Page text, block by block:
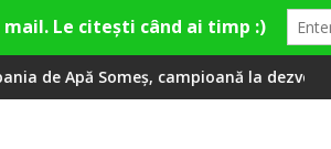
la dezvoltarea infrastructurii